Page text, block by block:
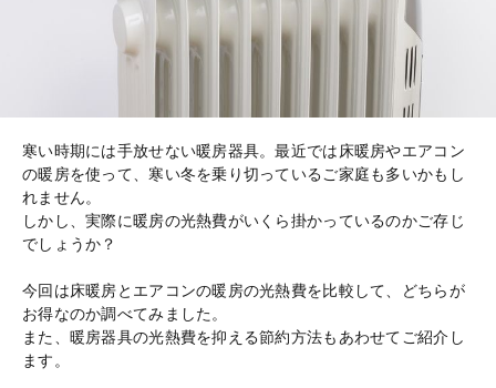
寒い時期には手放せない暖房器具。最近では床暖房やエアコン
の暖房を使って、寒い冬を乗り切っているご家庭も多いかもし
れません。
しかし、実際に暖房の光熱費がいくら掛かっているのかご存じ
でしょうか？
今回は床暖房とエアコンの暖房の光熱費を比較して、どちらが
お得なのか調べてみました。
また、暖房器具の光熱費を抑える節約方法もあわせてご紹介し
ます。